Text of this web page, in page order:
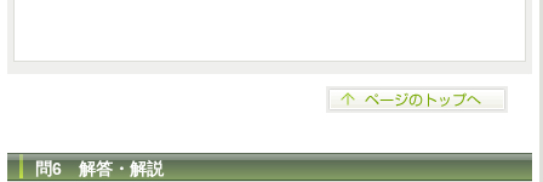
問6 解答・解説